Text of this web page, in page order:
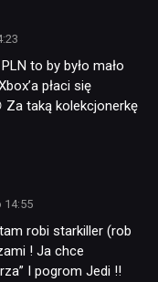
to by było mało
płaci się
Za taką kolekcjonerkę
14:55
robi starkiller (rob
! Ja chce
I pogrom Jedi !!